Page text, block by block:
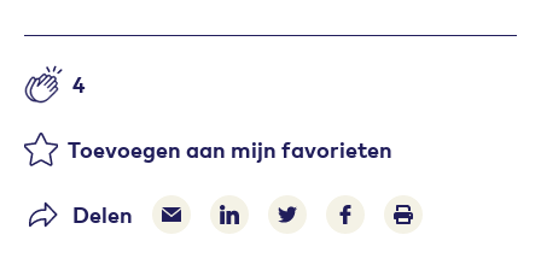
Aantal likes
4
Toevoegen aan mijn favorieten
Delen Delen via e-mail
Delen via LinkedIn
Deel op Twitter
Deel op Facebook
Print pagina